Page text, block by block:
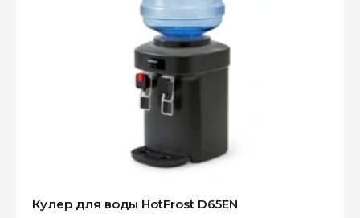
Кулер для воды HotFrost D65EN